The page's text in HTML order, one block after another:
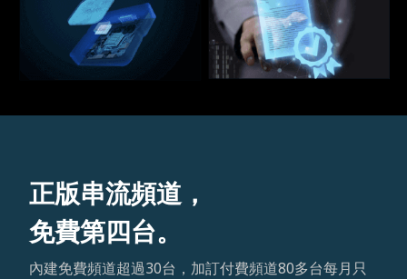
正版串流頻道，
免費第四台。
內建免費頻道超過30台，加訂付費頻道80多台每月只